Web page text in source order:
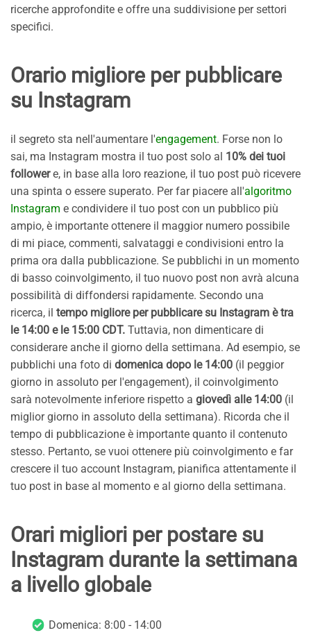
ricerche approfondite e offre una suddivisione per settori
specifici.
Orario migliore per pubblicare
su Instagram
il segreto sta nell'aumentare l'engagement. Forse non lo
sai, ma Instagram mostra il tuo post solo al 10% dei tuoi
followere, in base alla loro reazione, il tuo post può ricevere
una spinta o essere superato. Per far piacere all'algoritmo
Instagram e condividere il tuo post con un pubblico più
ampio, è importante ottenere il maggior numero possibile
di mi piace, commenti, salvataggi e condivisioni entro la
prima ora dalla pubblicazione. Se pubblichi in un momento
di basso coinvolgimento, il tuo nuovo post non avrà alcuna
possibilità di diffondersi rapidamente. Secondo una
ricerca, il tempo migliore per pubblicare su Instagram è tra
le 14:00 e le 15:00 CDT. Tuttavia, non dimenticare di
considerare anche il giorno della settimana. Ad esempio, se
pubblichi una foto di domenica dopo le 14:00 (il peggior
giorno in assoluto per l'engagement), il coinvolgimento
sarà notevolmente inferiore rispetto a giovedì alle 14:00 (il
miglior giorno in assoluto della settimana). Ricorda che il
tempo di pubblicazione è importante quanto il contenuto
stesso. Pertanto, se vuoi ottenere più coinvolgimento e far
crescere il tuo account Instagram, pianifica attentamente il
tuo post in base al momento e al giorno della settimana.
Orari migliori per postare su
Instagram durante la settimana
a livello globale
Domenica: 8:00 - 14:00